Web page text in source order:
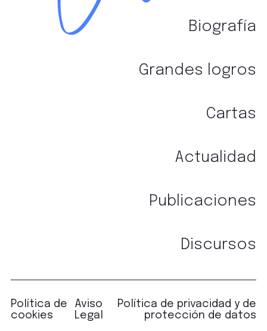
Gestionar consentimiento
Para ofrecer las mejores experiencias, utilizamos
tecnologías como las cookies para almacenar y/o
procesar datos como el comportamiento de
afectar negativamente a ciertas características y
Política de privacidad y de protección de datos
Biografía
Grandes logros
Cartas
Actualidad
Publicaciones
Discursos
Política de
cookies
Aviso
Legal
Política de privacidad y de
protección de datos